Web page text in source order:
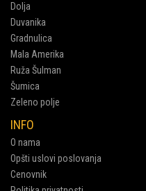
Dolja
Duvanika
Gradnulica
Mala Amerika
Ruža Šulman
Šumica
Zeleno polje
INFO
O nama
Opšti uslovi poslovanja
Cenovnik